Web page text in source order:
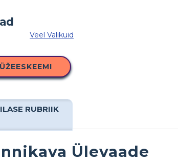
Veel Valikuid
RUBRIIK
Ülevaade